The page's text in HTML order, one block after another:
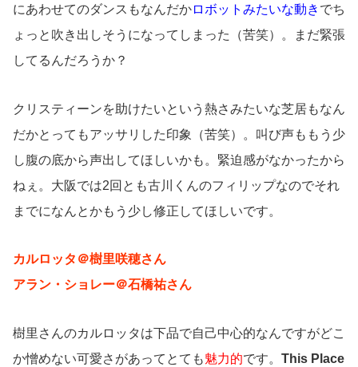
にあわせてのダンスもなんだかロボットみたいな動き でち
ょっと吹き出しそうになってしまった（苦笑）。まだ緊張
してるんだろうか？
クリスティーンを助けたいという熱さみたいな芝居もなん
だかとってもアッサリした印象（苦笑）。叫び声ももう少
し腹の底から声出してほしいかも。緊迫感がなかったから
ねぇ。大阪では2回とも古川くんのフィリップなのでそれ
までになんとかもう少し修正してほしいです。
カルロッタ＠樹里咲穂さん
アラン・ショレー＠石橋祐さん
樹里さんのカルロッタは下品で自己中心的なんですがどこ
か憎めない可愛さがあってとても魅力的です。 This Place